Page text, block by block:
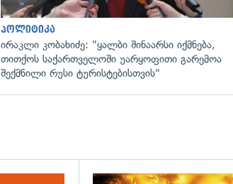
პოლიტიკა
ირაკლი კობახიძე: "ყალბი შინაარსი იქმნება,
თითქოს საქართველოში უარყოფითი გარემოა
შექმნილი რუსი ტურისტებისთვის"